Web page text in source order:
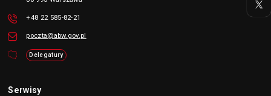
+48 22 585-82-21
poczta@abw.gov.pl
Delegatury
Serwisy